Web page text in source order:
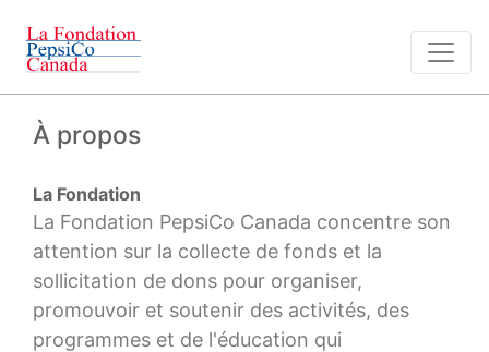
À propos
La Fondation
La Fondation PepsiCo Canada concentre son
attention sur la collecte de fonds et la
sollicitation de dons pour organiser,
promouvoir et soutenir des activités, des
programmes et de l'éducation qui